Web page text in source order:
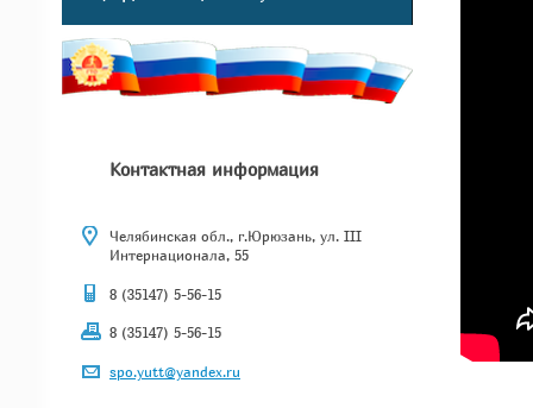
Контактная информация
Челябинская обл., г.Юрюзань, ул. III
Интернационала, 55
8 (35147) 5-56-15
8 (35147) 5-56-15
spo.yutt@yandex.ru